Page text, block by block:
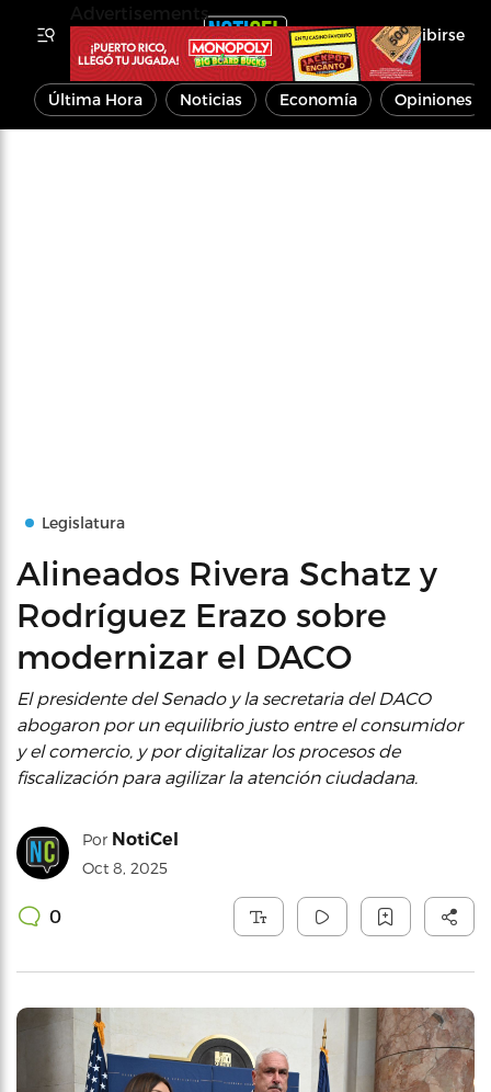
Inscribirse
Última Hora Noticias Economía Opiniones
Legislatura
Alineados Rivera Schatz y
Rodríguez Erazo sobre
modernizar el DACO
El presidente del Senado y la secretaria del DACO
abogaron por un equilibrio justo entre el consumidor
y el comercio, y por digitalizar los procesos de
fiscalización para agilizar la atención ciudadana.
Por NotiCel
Oct 8, 2025
0
Advertisements